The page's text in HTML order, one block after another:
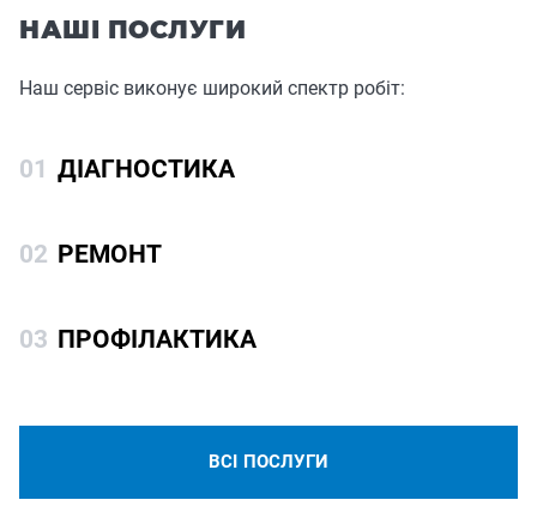
НАШІ ПОСЛУГИ
Наш сервіс виконує широкий спектр робіт:
ДІАГНОСТИКА
РЕМОНТ
ПРОФІЛАКТИКА
ВСІ ПОСЛУГИ